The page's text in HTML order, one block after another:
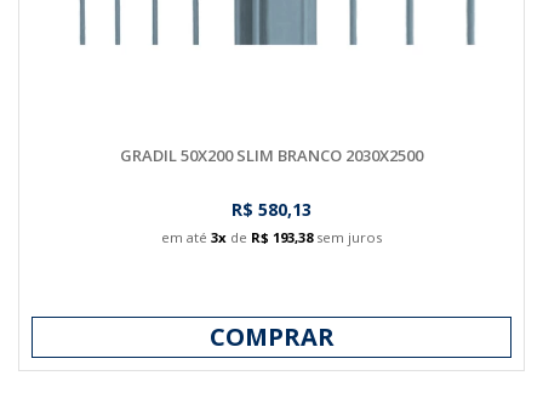
GRADIL 50X200 SLIM BRANCO 2030X2500
R$ 580,13
em até 3x de R$ 193,38sem juros
COMPRAR